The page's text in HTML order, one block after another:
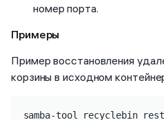
номер порта.
Примеры
Пример восстановления
корзины в исходном
samba-tool recyclebin